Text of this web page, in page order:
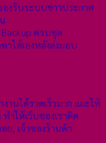
องรับระบบข่าวประกาศ
ครบชุด
าได้เองหลังส่งมอบ
านได้รวดเร็วมาก และให้
ำให้เว็บของเราติด
, เจ้าของร้านค้า